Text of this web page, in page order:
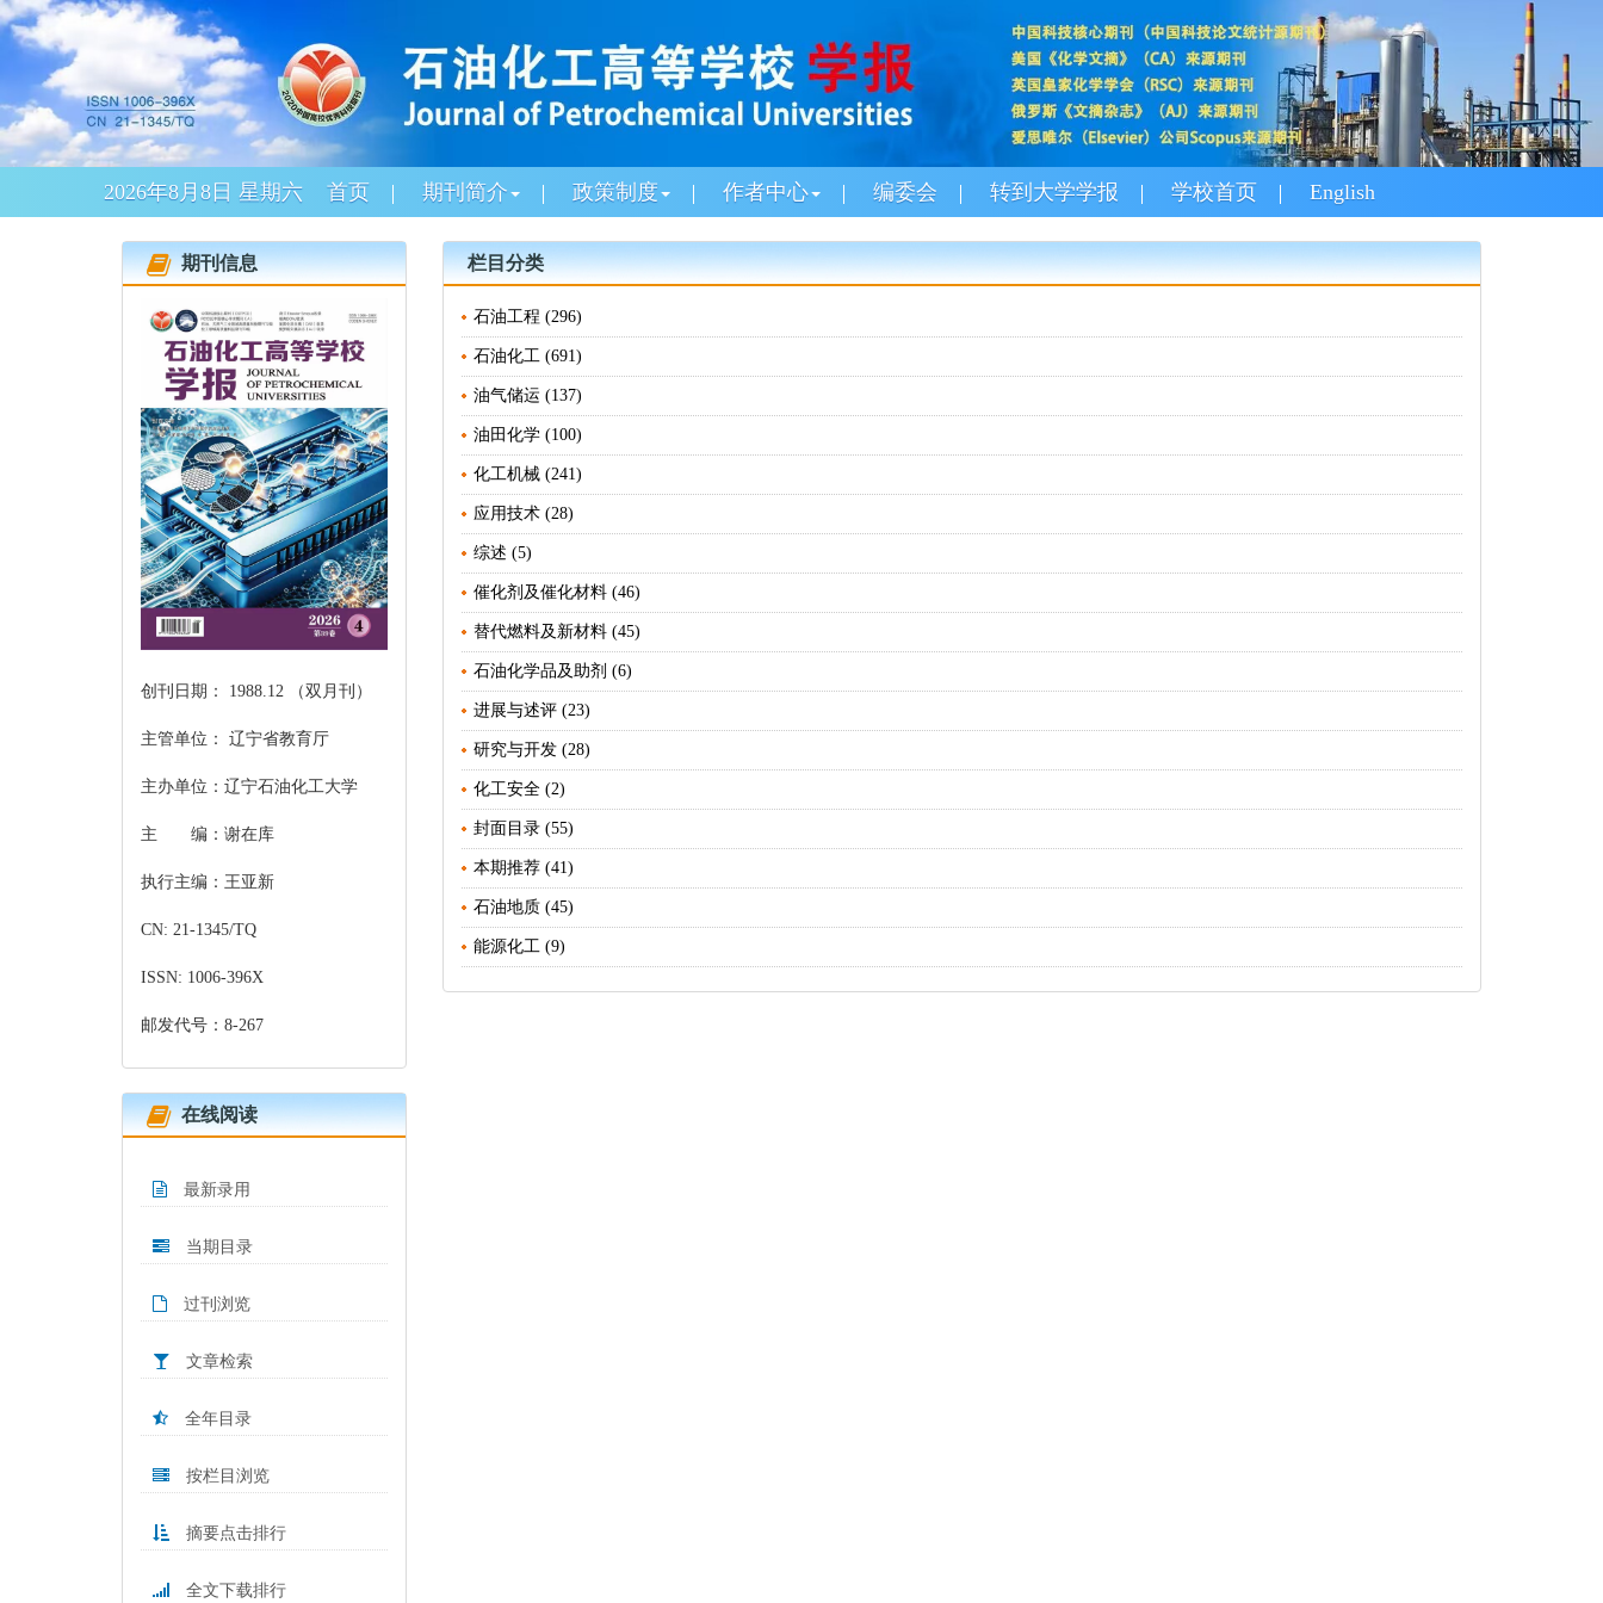
2026年8月8日 星期六 首页 期刊简介 政策制度 作者中心 编委会 转到大学学报 学校首页 English
栏目分类
石油工程 (296)
石油化工 (691)
油气储运 (137)
油田化学 (100)
化工机械 (241)
应用技术 (28)
综述 (5)
催化剂及催化材料 (46)
替代燃料及新材料 (45)
石油化学品及助剂 (6)
进展与述评 (23)
研究与开发 (28)
化工安全 (2)
封面目录 (55)
本期推荐 (41)
石油地质 (45)
能源化工 (9)
期刊信息
创刊日期： 1988.12 （双月刊）
主管单位： 辽宁省教育厅
主办单位：辽宁石油化工大学
主 编：谢在库
执行主编：王亚新
CN: 21-1345/TQ
ISSN: 1006-396X
邮发代号：8-267
在线阅读
最新录用
当期目录
过刊浏览
文章检索
全年目录
按栏目浏览
摘要点击排行
全文下载排行